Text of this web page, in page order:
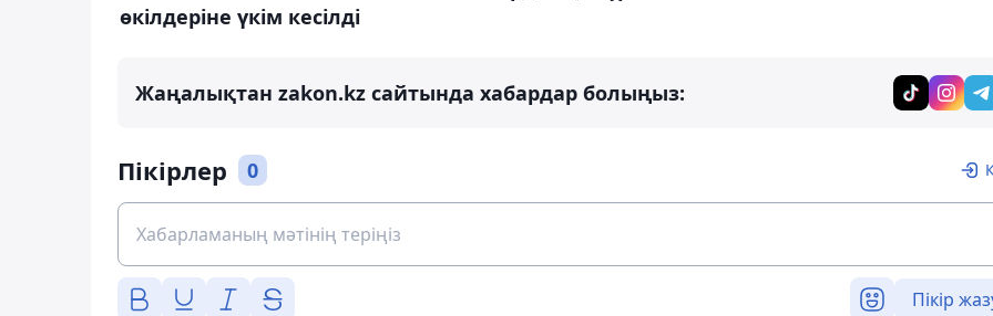
өкілдеріне үкім кесілді
Жаңалықтан zakon.kz сайтында хабардар болыңыз:
Пікірлер 0
Пікір